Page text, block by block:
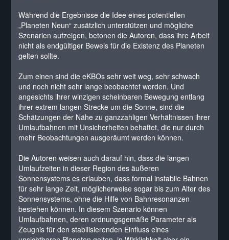
Während die Ergebnisse die Idee eines potentiellen
„Planeten Neun“ zusätzlich unterstützen und mögliche
Szenarien aufzeigen, betonen die Autoren, dass ihre Arbeit
nicht als endgültiger Beweis für die Existenz des Planeten
gelten sollte.
Zum einen sind die eKBOs sehr weit weg, sehr schwach
und noch nicht sehr lange beobachtet worden. Und
angesichts ihrer winzigen scheinbaren Bewegung entlang
ihrer extrem langen Strecke um die Sonne, sind die
Schätzungen der Nähe zu ganzzahligen Verhältnissen ihrer
Umlaufbahnen mit Unsicherheiten behaftet, die nur durch
mehr Beobachtungen ausgeräumt werden können.
Die Autoren weisen auch darauf hin, dass die langen
Umlaufzeiten in dieser Region des äußeren
Sonnensystems es erlauben, dass formal instabile Bahnen
für sehr lange Zeit, möglicherweise sogar bis zum Alter des
Sonnensystems, ohne die Hilfe von Bahnresonanzen
bestehen können. In diesem Szenario können
Umlaufbahnen, deren ordnungsgemäße Parameter als
Zeugnis für den stabilisierenden Einfluss eines